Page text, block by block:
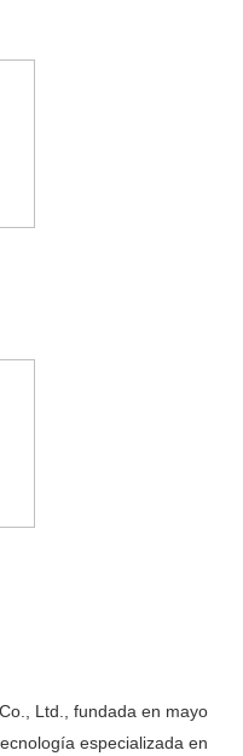
Ltd., fundada en mayo
especializada en